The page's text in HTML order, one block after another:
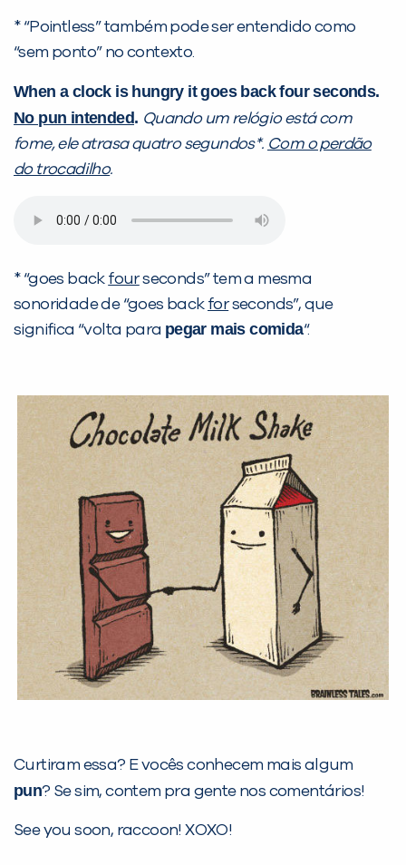
* “Pointless” também pode ser entendido como
“sem ponto” no contexto.
When a clock is hungry it goes back four seconds.
No pun intended. Quando um relógio está com
fome, ele atrasa quatro segundos*. Com o perdão
do trocadilho.
* “goes back fourseconds” tem a mesma
sonoridade de “goes back forseconds”, que
significa “volta para pegar mais comida“.
Curtiram essa? E vocês conhecem mais algum
pun? Se sim, contem pra gente nos comentários!
See you soon, raccoon! XOXO!